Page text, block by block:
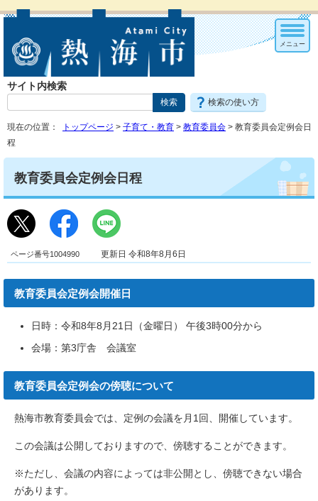
サイト内検索
検索の使い方
メニュー
現在の位置： トップページ > 子育て・教育 > 教育委員会 > 教育委員会定例会日
程
教育委員会定例会日程
ページ番号1004990 更新日 令和8年8月6日
教育委員会定例会開催日
日時：令和8年8月21日（金曜日） 午後3時00分から
会場：第3庁舎 会議室
教育委員会定例会の傍聴について
熱海市教育委員会では、定例の会議を月1回、開催しています。
この会議は公開しておりますので、傍聴することができます。
※ただし、会議の内容によっては非公開とし、傍聴できない場合
があります。